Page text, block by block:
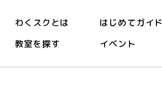
わくスクとは はじめてガイド
教室を探す
イベント